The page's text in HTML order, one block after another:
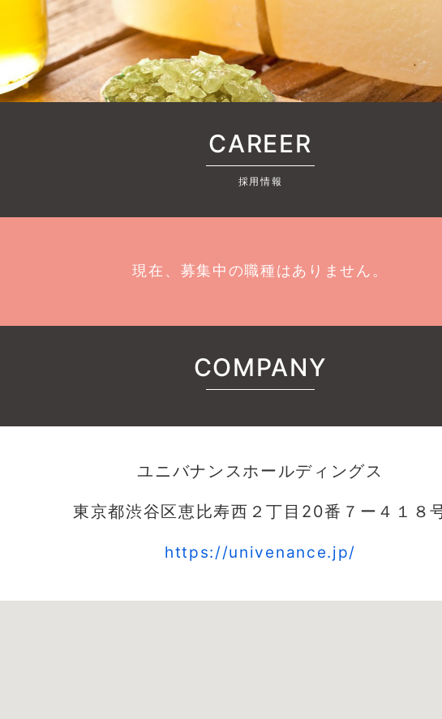
CAREER
採用情報
現在、募集中の職種はありません。
COMPANY
ユニバナンスホールディングス
東京都渋谷区恵比寿西２丁目20番７ー４１８
https://univenance.jp/